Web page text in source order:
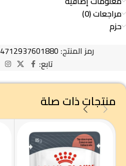
مراجعات (0)
حزم
رمز المنتج: 4712937601880
تابع:
منتجات ذات صلة